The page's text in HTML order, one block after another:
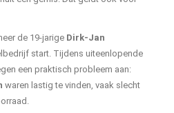
de 19-jarige Dirk-Jan
start. Tijdens uiteenlopende
een praktisch probleem aan:
waren lastig te vinden, vaak slecht